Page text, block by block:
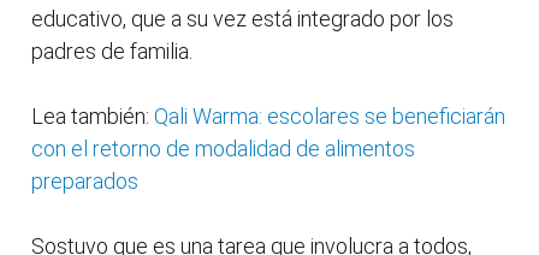
educativo, que a su vez está integrado por los
padres de familia.
Lea también: Qali Warma: escolares se beneficiarán
con el retorno de modalidad de alimentos
preparados
Sostuvo que es una tarea que involucra a todos,